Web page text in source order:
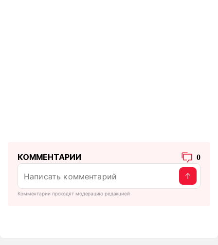
КОММЕНТАРИИ 0
Комментарии проходят модерацию редакцией